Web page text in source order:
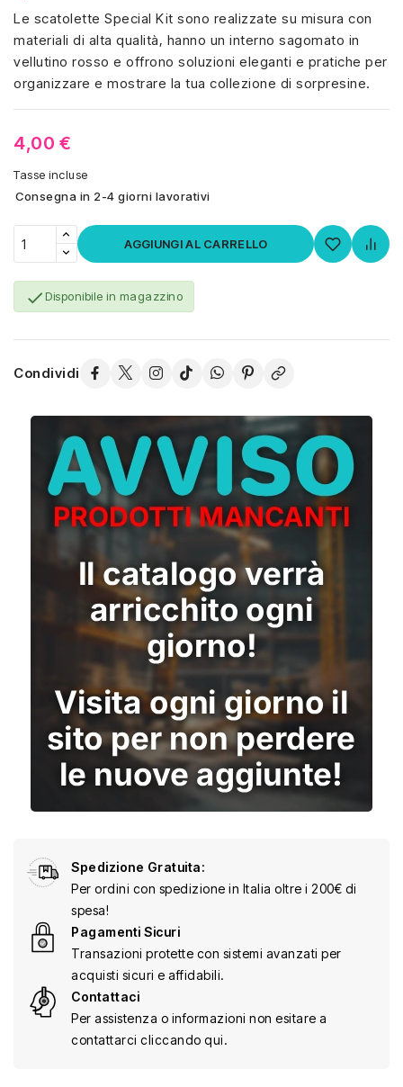
Le scatolette Special Kit sono realizzate su misura con
materiali di alta qualità, hanno un interno sagomato in
vellutino rosso e offrono soluzioni eleganti e pratiche per
organizzare e mostrare la tua collezione di sorpresine.
4,00 €
Tasse incluse
Consegna in 2-4 giorni lavorativi
AGGIUNGI AL CARRELLO
Disponibile in magazzino
Condividi
Spedizione Gratuita:
Per ordini con spedizione in Italia oltre i 200€ di
spesa!
Pagamenti Sicuri
Transazioni protette con sistemi avanzati per
acquisti sicuri e affidabili.
Contattaci
Per assistenza o informazioni non esitare a
contattarci cliccando qui.